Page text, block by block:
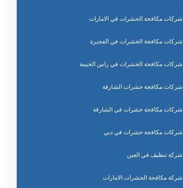
شركات مكافحة الحشرات في الامارات
شركات مكافحة الحشرات في الفجيرة
شركات مكافحة الحشرات في راس الخيمة
شركات مكافحة حشرات الشارقة
شركات مكافحة حشرات في الشارقة
شركات مكافحة حشرات في دبي
شركة تنظيف في العين
شركة مكافحة الحشرات الامارات